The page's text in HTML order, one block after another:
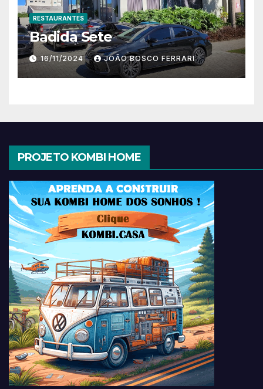
RESTAURANTES
Badida Sete
16/11/2024 JOÃO BOSCO FERRARI
PROJETO KOMBI HOME